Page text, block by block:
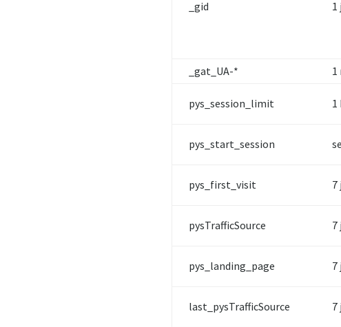
_gid 1
_gat_UA-*
1
pys_session_limit 1
pys_start_session
pys_first_visit 7
pysTrafficSource 7
pys_landing_page 7
last_pysTrafficSource 7